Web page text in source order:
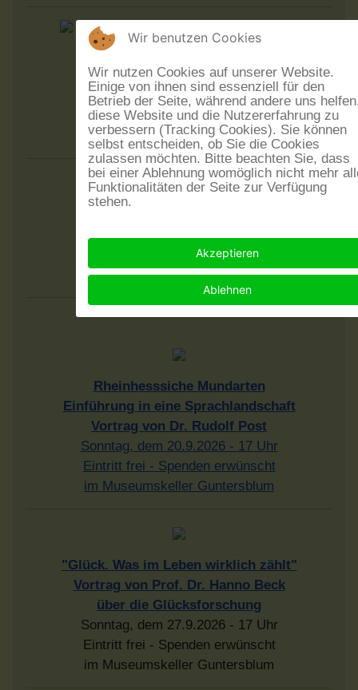
Duo Adafina
Almut Schwab und Jan Köhler
4.9.2026 - 20 Uhr
im Museumskeller Guntersblum
"All About That Double Bass"
18. September 2026 - 20 Uhr
im Museumskeller Guntersblum
Rheinhesssiche Mundarten
Einführung in eine Sprachlandschaft
Vortrag von Dr. Rudolf Post
Sonntag, dem 20.9.2026 - 17 Uhr
Eintritt frei - Spenden erwünscht
im Museumskeller Guntersblum
"Glück. Was im Leben wirklich zählt"
Vortrag von Prof. Dr. Hanno Beck
über die Glücksforschung
Sonntag, dem 27.9.2026 - 17 Uhr
Eintritt frei - Spenden erwünscht
im Museumskeller Guntersblum
Wir benutzen Cookies
Wir nutzen Cookies auf unserer Website.
Einige von ihnen sind essenziell für den
Betrieb der Seite, während andere uns
diese Website und die Nutzererfahrung zu
verbessern (Tracking Cookies). Sie können
selbst entscheiden, ob Sie die Cookies
zulassen möchten. Bitte beachten Sie, dass
bei einer Ablehnung womöglich nicht mehr
Funktionalitäten der Seite zur Verfügung
stehen.
Akzeptieren
Ablehnen